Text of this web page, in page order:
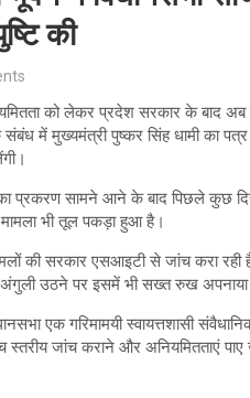
की
को लेकर प्रदेश सरकार के बाद
में मुख्यमंत्री पुष्कर सिंह धामी का
प्रकरण सामने आने के बाद पिछले कुछ
भी तूल पकड़ा हुआ है।
की सरकार एसआइटी से जांच करा रही
अंगुली उठने पर इसमें भी सख्त रुख
एक गरिमामयी स्वायत्तशासी
स्तरीय जांच कराने और अनियमितताएं